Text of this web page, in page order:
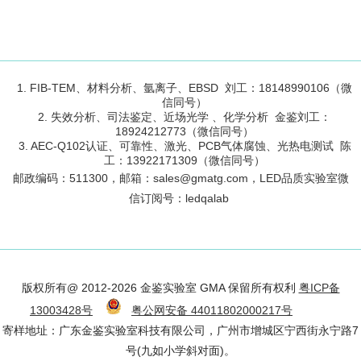
1. FIB-TEM、材料分析、氩离子、EBSD 刘工：18148990106（微
信同号）
2. 失效分析、司法鉴定、近场光学 、化学分析 金鉴刘工：
18924212773（微信同号）
3. AEC-Q102认证、可靠性、激光、PCB气体腐蚀、光热电测试 陈
工：13922171309（微信同号）
邮政编码： 511300，邮箱：sales@gmatg.com，LED品质实验室微
信订阅号：ledqalab
版权所有@ 2012-2026 金鉴实验室 GMA 保留所有权利 粤ICP备
13003428号
粤公网安备 44011802000217号
寄样地址：广东金鉴实验室科技有限公司，广州市增城区宁西街永宁路7
号(九如小学斜对面)。